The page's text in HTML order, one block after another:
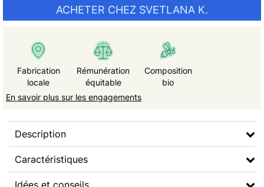
ACHETER CHEZ SVETLANA K.
Fabrication
locale
Rémunération
équitable
Composition
bio
En savoir plus sur les engagements
Description
Caractéristiques
Idées et conseils